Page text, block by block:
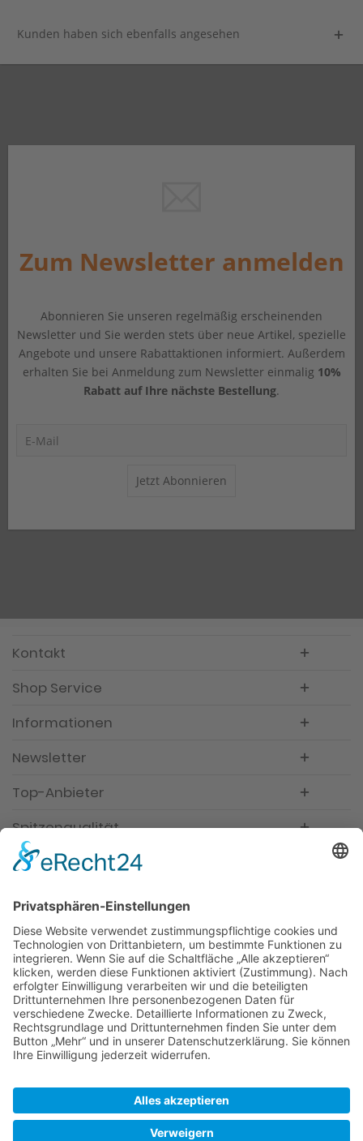
Kunden haben sich ebenfalls angesehen
Zum Newsletter anmelden
Abonnieren Sie unseren regelmäßig erscheinenden
Newsletter und Sie werden stets über neue Artikel, spezielle
Angebote und unsere Rabattaktionen informiert. Außerdem
erhalten Sie bei Anmeldung zum Newsletter einmalig 10%
Rabatt auf Ihre nächste Bestellung.
Jetzt Abonnieren
Kontakt
Shop Service
Informationen
Newsletter
Top-Anbieter
Spitzenqualität
Kompetente Beratung
Partner
* Alle Preise inkl. gesetzl. Mehrwertsteuer, inkl.
Versandkosten
FAQ Händler Login
Hilfe / Unterstützung
Newsletter
Warum WACCEX?
Kundeninformationen